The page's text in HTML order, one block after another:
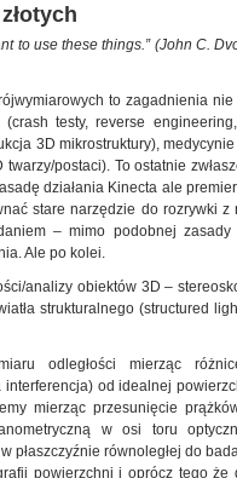
to use these things.” (John C.
to zagadnienia
testy, reverse
3D mikrostruktury),
postaci). To ostatnie
działania Kinecta ale
stare narzędzie do rozrywki z
– mimo podobnej
Ale po kolei.
analizy obiektów 3D –
strukturalnego (structured
odległości mierząc
interferencja) od idealnej
mierząc przesunięcie
w osi toru
płaszczyźnie równoległej do
powierzchni i oprócz tego